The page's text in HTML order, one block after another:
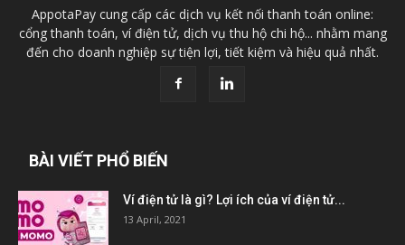
AppotaPay cung cấp các dịch vụ kết nối thanh toán online:
cổng thanh toán, ví điện tử, dịch vụ thu hộ chi hộ... nhằm mang
đến cho doanh nghiệp sự tiện lợi, tiết kiệm và hiệu quả nhất.
BÀI VIẾT PHỔ BIẾN
Ví điện tử là gì? Lợi ích của ví điện tử...
13 April, 2021